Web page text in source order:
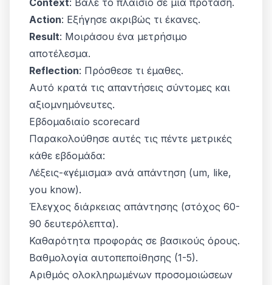
Context: Βάλε το πλαίσιο σε μία πρόταση.
Action: Εξήγησε ακριβώς τι έκανες.
Result: Μοιράσου ένα μετρήσιμο
αποτέλεσμα.
Reflection: Πρόσθεσε τι έμαθες.
Αυτό κρατά τις απαντήσεις σύντομες και
αξιομνημόνευτες.
Εβδομαδιαίο scorecard
Παρακολούθησε αυτές τις πέντε μετρικές
κάθε εβδομάδα:
Λέξεις-«γέμισμα» ανά απάντηση (um, like,
you know).
Έλεγχος διάρκειας απάντησης (στόχος 60-
90 δευτερόλεπτα).
Καθαρότητα προφοράς σε βασικούς όρους.
Βαθμολογία αυτοπεποίθησης (1-5).
Αριθμός ολοκληρωμένων προσομοιώσεων